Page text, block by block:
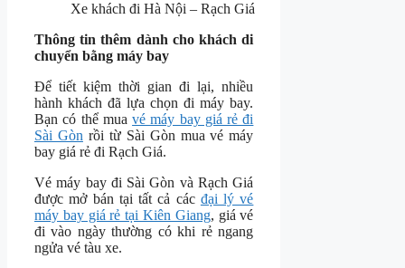
Xe khách đi Hà Nội – Rạch Giá
Thông tin thêm dành cho khách di
chuyển bằng máy bay
Để tiết kiệm thời gian đi lại, nhiều
hành khách đã lựa chọn đi máy bay.
Bạn có thể muavé máy bay giá rẻ đi
Sài Gòn rồi từ Sài Gòn mua vé máy
bay giá rẻ đi Rạch Giá.
Vé máy bay đi Sài Gòn và Rạch Giá
được mở bán tại tất cả các đại lý vé
máy bay giá rẻ tại Kiên Giang, giá vé
đi vào ngày thường có khi rẻ ngang
ngửa vé tàu xe.